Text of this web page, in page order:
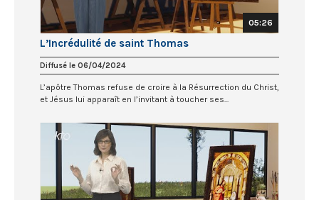
05:26
L’Incrédulité de saint Thomas
Diffusé le 06/04/2024
L’apôtre Thomas refuse de croire à la Résurrection du Christ,
et Jésus lui apparaît en l’invitant à toucher ses...